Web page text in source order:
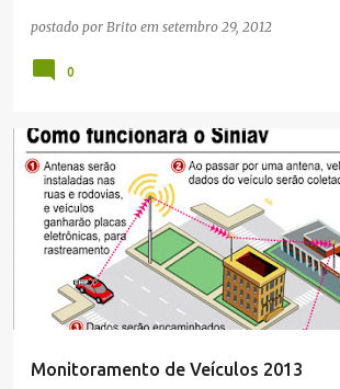
postado por Brito em setembro 29, 2012
0
Monitoramento de Veículos 2013
NOTÍCIAS UTILIDADE PUBLICA